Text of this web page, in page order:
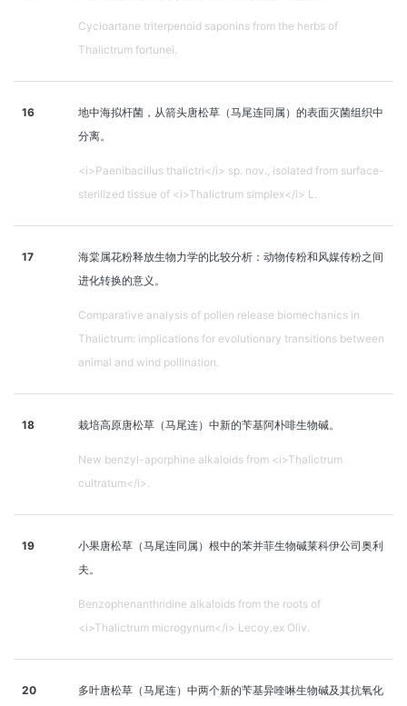
Cycloartane triterpenoid saponins from the herbs of
Thalictrum fortunei.
16
地中海拟杆菌，从箭头唐松草（马尾连同属）的表面灭菌组织中
分离。
<i>Paenibacillus thalictri</i> sp. nov., isolated from surface-
sterilized tissue of <i>Thalictrum simplex</i> L.
17
海棠属花粉释放生物力学的比较分析：动物传粉和风媒传粉之间
进化转换的意义。
Comparative analysis of pollen release biomechanics in
Thalictrum: implications for evolutionary transitions between
animal and wind pollination.
18 栽培高原唐松草（马尾连）中新的苄基阿朴啡生物碱。
New benzyl-aporphine alkaloids from <i>Thalictrum
cultratum</i>.
19
小果唐松草（马尾连同属）根中的苯并菲生物碱莱科伊公司奥利
夫。
Benzophenanthridine alkaloids from the roots of
<i>Thalictrum microgynum</i> Lecoy.ex Oliv.
20
多叶唐松草（马尾连）中两个新的苄基异喹啉生物碱及其抗氧化